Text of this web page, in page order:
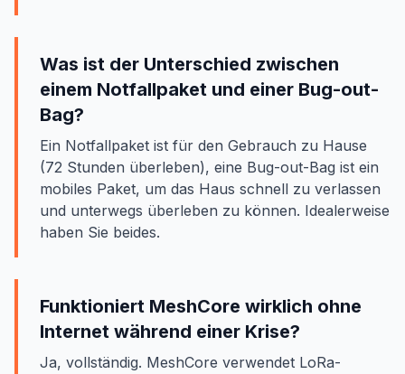
Was ist der Unterschied zwischen
einem Notfallpaket und einer Bug-out-
Bag?
Ein Notfallpaket ist für den Gebrauch zu Hause
(72 Stunden überleben), eine Bug-out-Bag ist ein
mobiles Paket, um das Haus schnell zu verlassen
und unterwegs überleben zu können. Idealerweise
haben Sie beides.
Funktioniert MeshCore wirklich ohne
Internet während einer Krise?
Ja, vollständig. MeshCore verwendet LoRa-